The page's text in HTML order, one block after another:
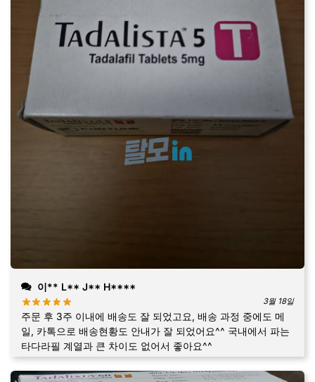
이** L** J** H****
3월 18일
주문 후 3주 이내에 배송도 잘 되었고요, 배송 과정 중에도 메
일, 카톡으로 배송현황도 안내가 잘 되었어요^^ 국내에서 파는
타다라필 계열과 큰 차이도 없어서 좋아요^^